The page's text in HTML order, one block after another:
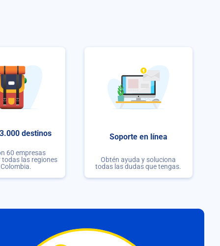
destinos
60 empresas
todas las regiones
Soporte en línea
Obtén ayuda y soluciona
todas las dudas que tengas.